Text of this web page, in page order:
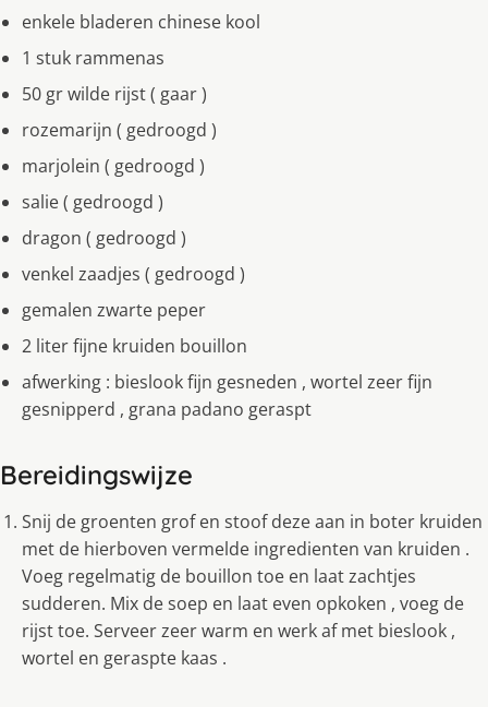
enkele bladeren chinese kool
1 stuk rammenas
50 gr wilde rijst ( gaar )
rozemarijn ( gedroogd )
marjolein ( gedroogd )
salie ( gedroogd )
dragon ( gedroogd )
venkel zaadjes ( gedroogd )
gemalen zwarte peper
2 liter fijne kruiden bouillon
afwerking : bieslook fijn gesneden , wortel zeer fijn
gesnipperd , grana padano geraspt
Bereidingswijze
Snij de groenten grof en stoof deze aan in boter kruiden
met de hierboven vermelde ingredienten van kruiden .
Voeg regelmatig de bouillon toe en laat zachtjes
sudderen. Mix de soep en laat even opkoken , voeg de
rijst toe. Serveer zeer warm en werk af met bieslook ,
wortel en geraspte kaas .